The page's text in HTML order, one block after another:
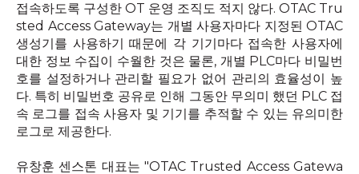
접속하도록 구성한 OT 운영 조직도 적지 않다. OTAC Tru
sted Access Gateway는 개별 사용자마다 지정된 OTAC
생성기를 사용하기 때문에 각 기기마다 접속한 사용자에
대한 정보 수집이 수월한 것은 물론, 개별 PLC마다 비밀번
호를 설정하거나 관리할 필요가 없어 관리의 효율성이 높
다. 특히 비밀번호 공유로 인해 그동안 무의미 했던 PLC 접
속 로그를 접속 사용자 및 기기를 추적할 수 있는 유의미한
로그로 제공한다.
유창훈 센스톤 대표는 "OTAC Trusted Access Gatewa